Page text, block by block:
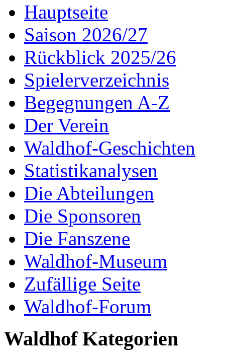
Hauptseite
Saison 2026/27
Rückblick 2025/26
Spielerverzeichnis
Begegnungen A-Z
Der Verein
Waldhof-Geschichten
Statistikanalysen
Die Abteilungen
Die Sponsoren
Die Fanszene
Waldhof-Museum
Zufällige Seite
Waldhof-Forum
Waldhof Kategorien